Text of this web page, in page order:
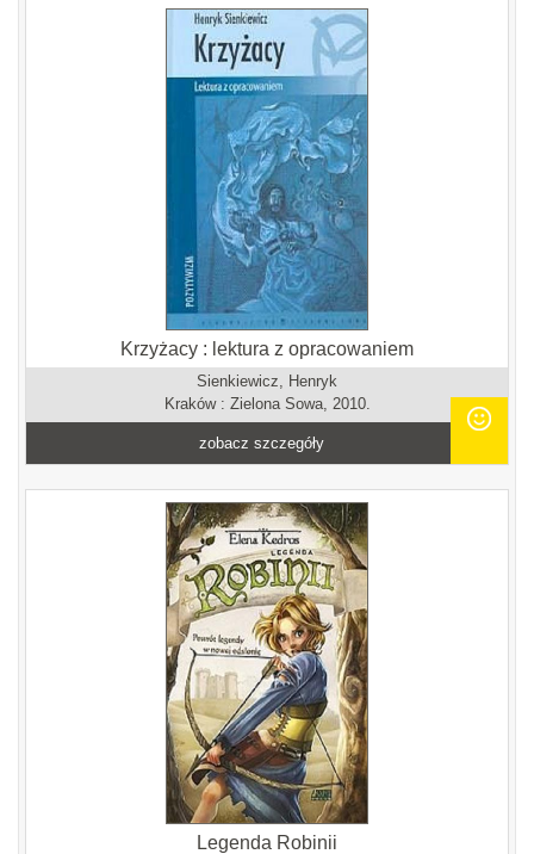
Krzyżacy : lektura z opracowaniem
Sienkiewicz, Henryk
Kraków : Zielona Sowa, 2010.
zobacz szczegóły
Legenda Robinii